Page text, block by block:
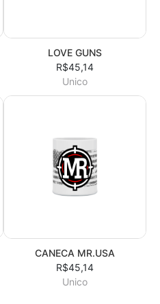
LOVE GUNS
R$45,14
Unico
CANECA MR.USA
R$45,14
Unico